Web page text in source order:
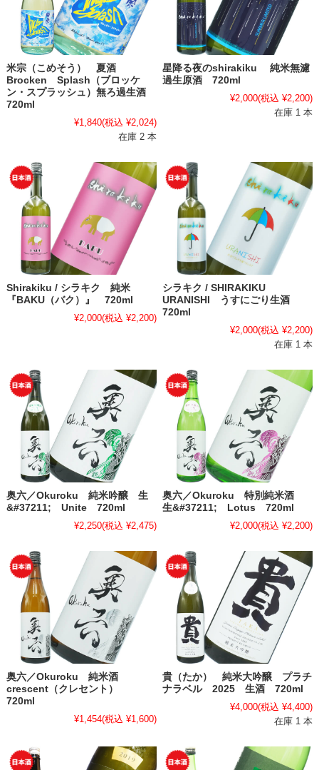
米宗（こめそう） 夏酒
Brocken Splash（ブロッケ
ン・スプラッシュ）無ろ過生酒
720ml
¥1,840(税込 ¥2,024)
在庫 2 本
星降る夜のshirakiku 純米無濾
過生原酒 720ml
¥2,000(税込 ¥2,200)
在庫 1 本
Shirakiku / シラキク 純米
『BAKU（バク）』 720ml
¥2,000(税込 ¥2,200)
シラキク / SHIRAKIKU
URANISHI うすにごり生酒
720ml
¥2,000(税込 ¥2,200)
在庫 1 本
奥六／Okuroku 純米吟醸 生
&#37211; Unite 720ml
¥2,250(税込 ¥2,475)
奥六／Okuroku 特別純米酒
生&#37211; Lotus 720ml
¥2,000(税込 ¥2,200)
奥六／Okuroku 純米酒
crescent（クレセント）
720ml
¥1,454(税込 ¥1,600)
貴（たか） 純米大吟醸 プラチ
ナラベル 2025 生酒 720ml
¥4,000(税込 ¥4,400)
在庫 1 本